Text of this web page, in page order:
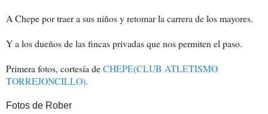
A Chepe por traer a sus niños y retomar la carrera de los mayores.
Y a los dueños de las fincas privadas que nos permiten el paso.
Primera fotos, cortesía deCHEPE(CLUB ATLETISMO
TORREJONCILLO).
Fotos de Rober